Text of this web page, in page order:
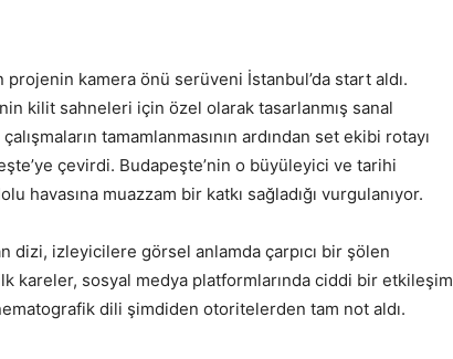
projenin kamera önü serüveni İstanbul’da start aldı.
kilit sahneleri için özel olarak tasarlanmış sanal
tamamlanmasının ardından set ekibi rotayı
çevirdi. Budapeşte’nin o büyüleyici ve tarihi
havasına muazzam bir katkı sağladığı vurgulanıyor.
dizi, izleyicilere görsel anlamda çarpıcı bir şölen
kareler, sosyal medya platformlarında ciddi bir etkileşim
dili şimdiden otoritelerden tam not aldı.